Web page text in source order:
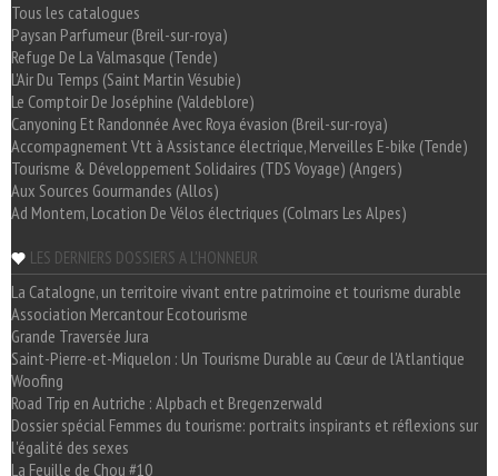
Tous les catalogues
Paysan Parfumeur (Breil-sur-roya)
Refuge De La Valmasque (Tende)
L'Air Du Temps (Saint Martin Vésubie)
Le Comptoir De Joséphine (Valdeblore)
Canyoning Et Randonnée Avec Roya évasion (Breil-sur-roya)
Accompagnement Vtt à Assistance électrique, Merveilles E-bike (Tende)
Tourisme & Développement Solidaires (TDS Voyage) (Angers)
Aux Sources Gourmandes (Allos)
Ad Montem, Location De Vélos électriques (Colmars Les Alpes)
LES DERNIERS DOSSIERS A L'HONNEUR
La Catalogne, un territoire vivant entre patrimoine et tourisme durable
Association Mercantour Ecotourisme
Grande Traversée Jura
Saint-Pierre-et-Miquelon : Un Tourisme Durable au Cœur de l'Atlantique
Woofing
Road Trip en Autriche : Alpbach et Bregenzerwald
Dossier spécial Femmes du tourisme: portraits inspirants et réflexions sur
l'égalité des sexes
La Feuille de Chou #10